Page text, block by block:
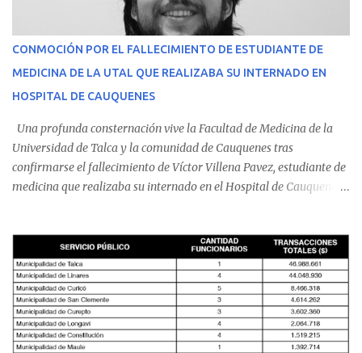
CONMOCIÓN POR EL FALLECIMIENTO DE ESTUDIANTE DE
MEDICINA DE LA UTAL QUE REALIZABA SU INTERNADO EN
HOSPITAL DE CAUQUENES
Una profunda consternación vive la Facultad de Medicina de la
Universidad de Talca y la comunidad de Cauquenes tras
confirmarse el fallecimiento de Víctor Villena Pavez, estudiante de
medicina que realizaba su internado en el Hospital de Cauquenes.
malestares físicos. Dada la complejidad de su estado de salud, el
equipo médico determinó su traslado de urgencia al Hospital
Regional de Talca y dado la urgencia la ambulancia partió hacia
Talca con escolta de Carabineros. En medio del traslado, el
estudiante de medicina de 25 años, se agravó y pese a los esfuerzos
del personal de emergencia terminó falleciendo, sin alcanzar a